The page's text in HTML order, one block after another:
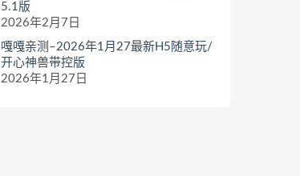
5.1版
2026年2月7日
嘎嘎亲测–2026年1月27最新H5随意玩/
开心神兽带控版
2026年1月27日